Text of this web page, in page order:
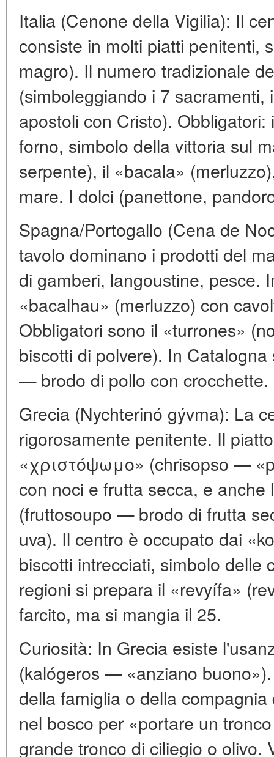
Italia (Cenone della Vigilia): Il
consiste in molti piatti penitenti,
magro). Il numero tradizionale
(simboleggiando i 7
apostoli con Cristo).
forno, simbolo della vittoria sul
serpente), il «bacala»
mare. I dolci (panettone,
Spagna/Portogallo (Cena de
tavolo dominano i prodotti del
di gamberi, langoustine, pesce.
«bacalhau» (merluzzo) con
Obbligatori sono il «turrones»
biscotti di polvere). In
— brodo di pollo con crocchette.
Grecia (Nychterinó gývma): La
rigorosamente penitente. Il
«χριστόψωμο» (chrisopso —
con noci e frutta secca, e
(fruttosoupo — brodo di frutta
uva). Il centro è occupato dai
biscotti intrecciati, simbolo delle
regioni si prepara il «revyífa»
farcito, ma si mangia il 25.
Curiosità: In Grecia esiste
(kalógeros — «anziano
della famiglia o della
nel bosco per «portare un
grande tronco di ciliegio o olivo.